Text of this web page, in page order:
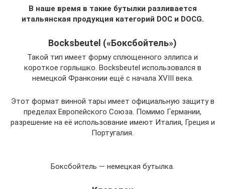
В наше время в такие бутылки разливается
итальянская продукция категорий DOC и DOCG.
Bocksbeutel («Боксбойтель»)
Такой тип имеет форму сплющенного эллипса и
короткое горлышко. Bocksbeutel использовался в
немецкой Франконии ещё с начала XVIII века.
Этот формат винной тары имеет официальную защиту в
пределах Европейского Союза. Помимо Германии,
разрешение на её использование имеют Италия, Греция и
Португалия.
Боксбойтель — немецкая бутылка.